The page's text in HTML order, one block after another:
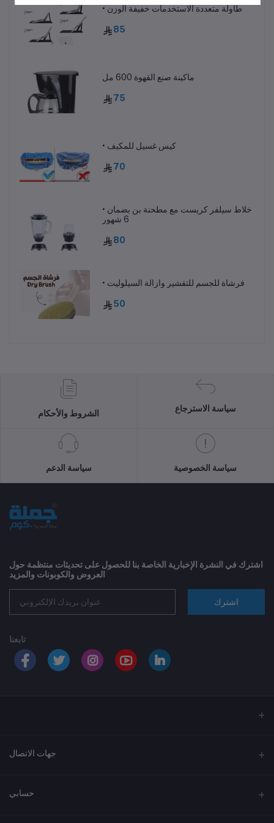
• طاولة متعددة الاستخدمات خفيفة الوزن
85
ماكينة صنع القهوة 600 مل
75
• كيس غسيل للمكيف
70
• خلاط سيلفر كريست مع مطحنة بن بضمان
6 شهور
80
• فرشاة للجسم للتقشير وازالة السيلوليت
50
الشروط والأحكام
سياسة الاسترجاع
سياسة الدعم سياسة الخصوصية
اشترك في النشرة الإخبارية الخاصة بنا للحصول على تحديثات منتظمة حول
العروض والكوبونات والمزيد
اشترك
تابعنا
جهات الاتصال
العنوان
حسابي